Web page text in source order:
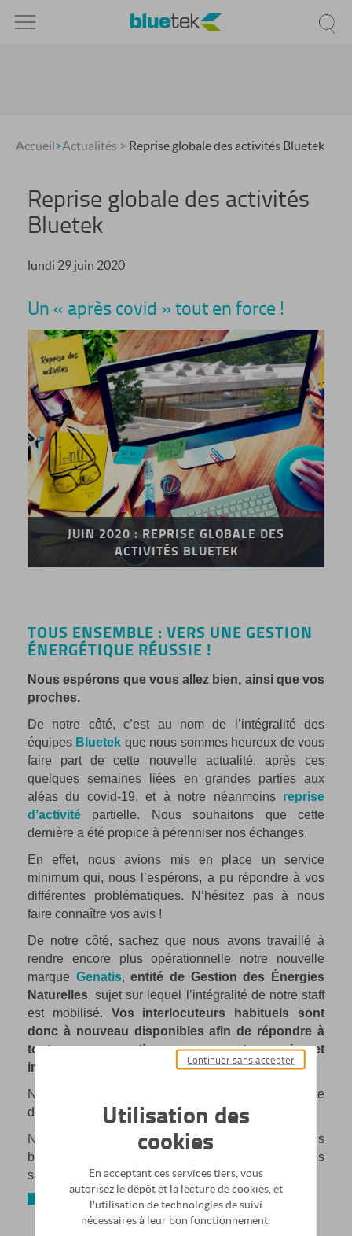
Accueil>Actualités > Reprise globale des activités Bluetek
Reprise globale des activités
Bluetek
lundi 29 juin 2020
Un « après covid » tout en force !
JUIN 2020 : REPRISE GLOBALE DES
ACTIVITÉS BLUETEK
TOUS ENSEMBLE : VERS UNE GESTION
ÉNERGÉTIQUE RÉUSSIE !
Nous espérons que vous allez bien, ainsi que vos
proches.
De notre côté, c’est au nom de l’intégralité des
équipes Bluetek que nous sommes heureux de vous
faire part de cette nouvelle actualité, après ces
quelques semaines liées en grandes parties aux
aléas du covid-19, et à notre néanmoins reprise
d’activité partielle. Nous souhaitons que cette
dernière a été propice à pérenniser nos échanges.
En effet, nous avions mis en place un service
minimum qui, nous l’espérons, a pu répondre à vos
différentes problématiques. N’hésitez pas à nous
faire connaître vos avis !
De notre côté, sachez que nous avons travaillé à
rendre encore plus opérationnelle notre nouvelle
marque Genatis,entité de Gestion des Énergies
Naturelles, sujet sur lequel l’intégralité de notre staff
est mobilisé. Vos interlocuteurs habituels sont
donc à nouveau disponibles afin de répondre à
toutes vos questions concernant, aussi, cet
important défi énergétique.
N’hésitez pas à nous consulter et à réitérer toute
demande qui vous semblera utile.
Nous rappelons que sur le terrain, nous respectons
bien sûr les gestes barrières et les consignes
sanitaires qui s’imposent encore.
Utilisation des
cookies
En acceptant ces services tiers, vous
autorisez le dépôt et la lecture de cookies, et
l'utilisation de technologies de suivi
nécessaires à leur bon fonctionnement.
Continuer sans accepter